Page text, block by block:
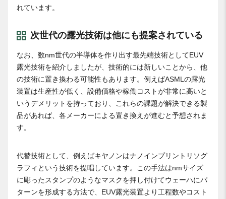
れています。
次世代の露光技術は他にも提案されている
なお、数nm世代の半導体を作り出す最先端技術としてEUV
露光技術を紹介しましたが、技術的には新しいことから、他
の技術に置き換わる可能性もあります。例えばASMLの露光
装置は生産性が低く、設備価格や稼働コストが非常に高いと
いうデメリットを持っており、これらの課題が解決できる製
品があれば、各メーカーによる置き換えが進むと予想されま
す。
代替技術として、例えばキヤノンはナノインプリントリソグ
ラフィという技術を提唱しています。この手法はnmサイズ
に彫ったスタンプのようなマスクを押し付けてウェーハにパ
ターンを形成する方法で、EUV露光装置より工程数やコスト